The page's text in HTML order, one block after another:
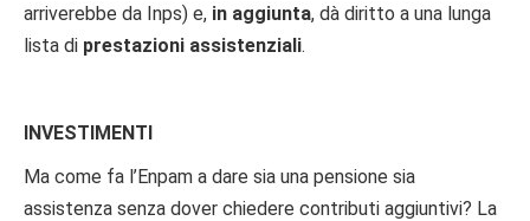
arriverebbe da Inps) e, in aggiunta, dà diritto a una lunga
lista di prestazioni assistenziali.
INVESTIMENTI
Ma come fa l’Enpam a dare sia una pensione sia
assistenza senza dover chiedere contributi aggiuntivi? La